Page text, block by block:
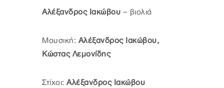
Αλέξανδρος Ιακώβου – βιολιά
Μουσική: Αλέξανδρος Ιακώβου,
Κώστας Λεμονίδης
Στίχοι: Αλέξανδρος Ιακώβου